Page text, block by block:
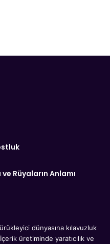
Rüyaların Anlamı
dünyasına kılavuzluk
üretiminde yaratıcılık ve